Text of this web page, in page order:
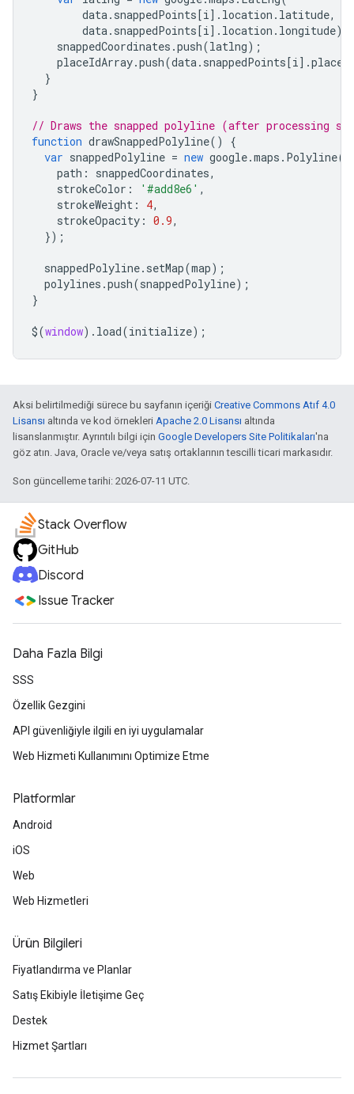
"location": { "latitude": -35.2824379,
"placeId": "ChIJ601MoWlNFmsR5mvkfPp2ovA"
},
},
{
"location":
{
"latitude": -35.282472999999996
"placeId" : "ChIJe9LPnWlNFmsR7mJw8mYHwG0"
},
{
},
{
"placeId": "ChIJe9LPnWlNFmsR7mJw8mYHwG0"
{
"latitude" : -35.28257309999999
"placeId": "ChIJaUpThGlNFmsRMHWxoH7EOsc",
},
{
"location":
{ "latitude": -35.282665400000006
},
{
"placeId"
{
"placeId"
"location"
{
"originalIndex": 5,
},
"location"
},
"location"
"placeId":
{
},
"location": { "latitude": -35.2830263,
data. snappedPoints[i]. location . latitude,
data. snappedPoints[i]. location . longitude);
snappedCoordinates .push(latlng);
placeIdArray.push(data. snappedPoints[i].
}
}
// Draws the snapped polyline (after processing
function drawSnappedPolyline()
{
var snappedPolyline = new google.maps . Polyline({
path : snappedCoordinates,
strokeColor : '#add8e6' ,
strokeWeight : 4,
strokeOpacity : 0.9,
});
snappedPolyline. setMap(map);
polylines .push(snappedPolyline);
}
$(window). load(initialize);
Aksi belirtilmediği sürece bu sayfanın içeriği Creative Commons Atıf 4.0
Lisansı altında ve kod örnekleri Apache 2.0 Lisansı altında
lisanslanmıştır. Ayrıntılı bilgi için Google Developers Site Politikaları'na
göz atın. Java, Oracle ve/veya satış ortaklarının tescilli ticari markasıdır.
Son güncelleme tarihi: 2026-07-11 UTC.
Stack Overflow
GitHub
Discord
Issue Tracker
Daha Fazla Bilgi
SSS
Özellik Gezgini
API güvenliğiyle ilgili en iyi uygulamalar
Web Hizmeti Kullanımını Optimize Etme
Platformlar
Android
iOS
Web
Web Hizmetleri
Ürün Bilgileri
Fiyatlandırma ve Planlar
Satış Ekibiyle İletişime Geç
Destek
Hizmet Şartları